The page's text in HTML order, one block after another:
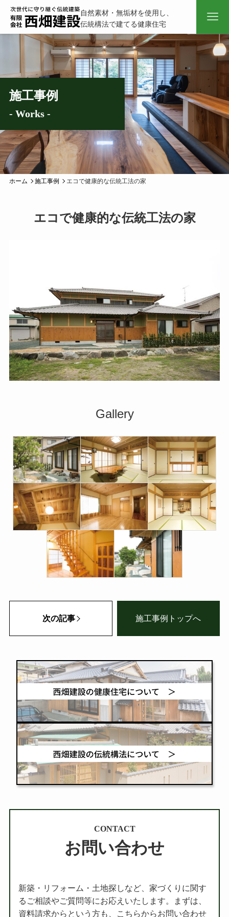
自然素材・無垢材を使用し、
伝統構法で建てる健康住宅
施工事例
- Works -
ホーム 施工事例 エコで健康的な伝統工法の家
エコで健康的な伝統工法の家
Gallery
次の記事 施工事例トップへ
CONTACT
お問い合わせ
新築・リフォーム・土地探しなど、家づくりに関す
るご相談やご質問等にお応えいたします。まずは、
資料請求からという方も、こちらからお問い合わせ